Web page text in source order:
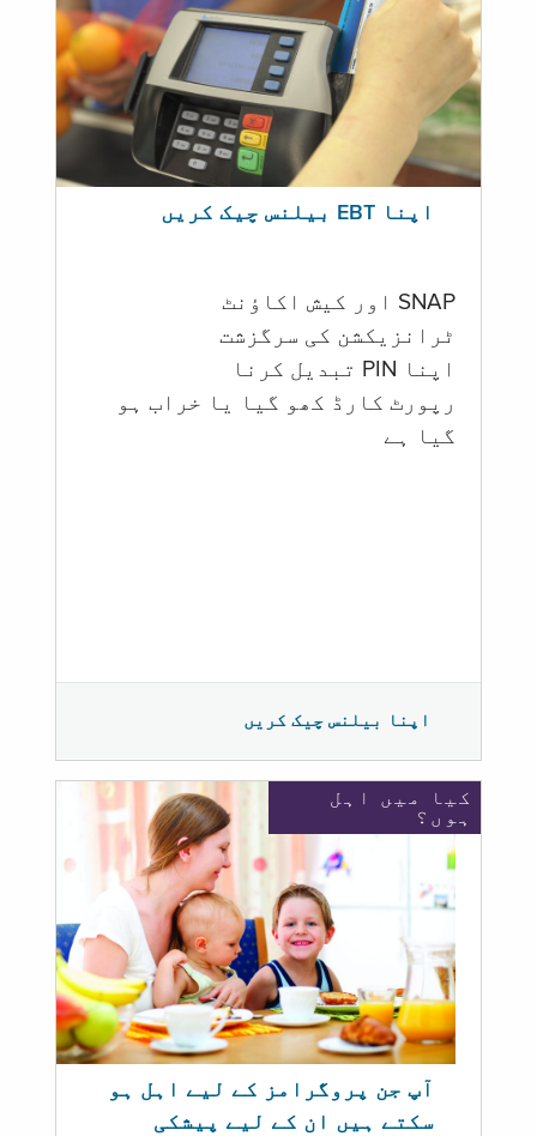
اپنا EBT بیلنس چیک کریں
SNAP اور کیش اکاؤنٹ
ٹرانزیکشن کی سرگزشت
اپنا PIN تبدیل کرنا
رپورٹ کارڈ کھو گیا یا خراب ہو
گيا ہے
اپنا بیلنس چیک کریں
کیا میں اہل
ہوں؟
آپ جن پروگرامز کے لیے اہل ہو
سکتے ہیں ان کے لیے پیشکی